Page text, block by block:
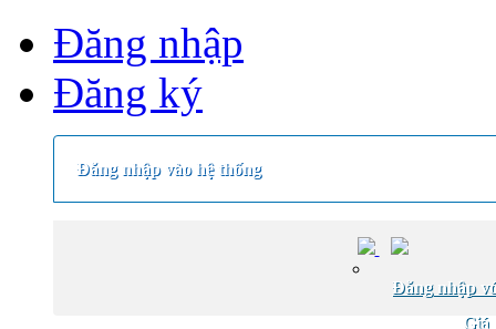
Đăng nhập
Đăng ký
Đăng nhập vào hệ thống
Đăng nhập
Giá